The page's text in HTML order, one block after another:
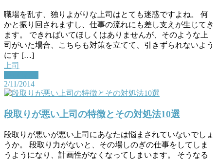
職場を乱す、独りよがりな上司はとても迷惑ですよね。 何
かと振り回されますし、仕事の流れにも差し支えが生じてき
ます。 できればいてほしくはありませんが、そのような上
司がいた場合、こちらも対策を立てて、引きずられないよう
にす […]
上司
2/11/2014
段取りが悪い上司の特徴とその対処法10選
段取りが悪いが悪い上司にあなたは悩まされていないでしょ
うか。 段取り力がないと、その場しのぎの仕事をしてしま
うようになり、計画性がなくなってしまいます。 そうなる